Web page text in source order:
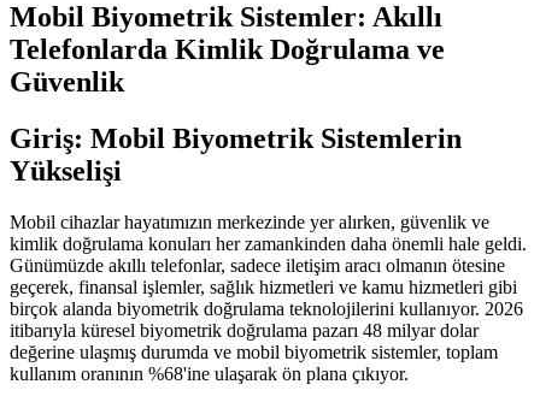
Mobil Biyometrik Sistemler: Akıllı
Telefonlarda Kimlik Doğrulama ve
Güvenlik
Giriş: Mobil Biyometrik Sistemlerin
Yükselişi
Mobil cihazlar hayatımızın merkezinde yer alırken, güvenlik ve
kimlik doğrulama konuları her zamankinden daha önemli hale geldi.
Günümüzde akıllı telefonlar, sadece iletişim aracı olmanın ötesine
geçerek, finansal işlemler, sağlık hizmetleri ve kamu hizmetleri gibi
birçok alanda biyometrik doğrulama teknolojilerini kullanıyor. 2026
itibarıyla küresel biyometrik doğrulama pazarı 48 milyar dolar
değerine ulaşmış durumda ve mobil biyometrik sistemler, toplam
kullanım oranının %68'ine ulaşarak ön plana çıkıyor.